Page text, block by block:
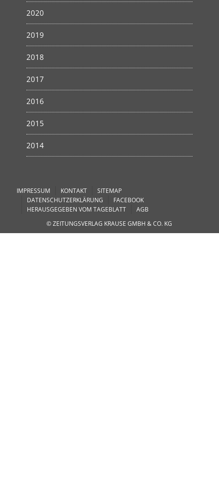
2020
2019
2018
2017
2016
2015
2014
IMPRESSUM KONTAKT
SITEMAP
DATENSCHUTZERKLÄRUNG
FACEBOOK
HERAUSGEGEBEN VOM TAGEBLATT
AGB
© ZEITUNGSVERLAG KRAUSE GMBH & CO. KG